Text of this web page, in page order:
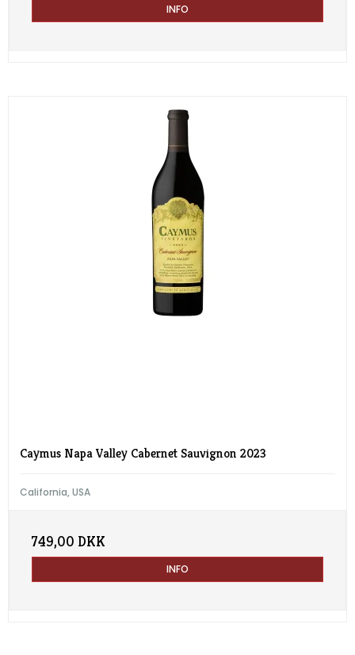
INFO
Caymus Napa Valley Cabernet Sauvignon 2023
California, USA
749,00 DKK
INFO